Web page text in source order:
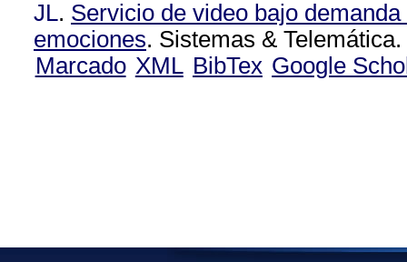
JL. Servicio de video bajo
emociones. Sistemas &
Marcado XML BibTex Google